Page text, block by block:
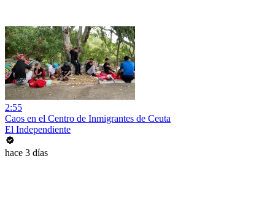
2:55
Caos en el Centro de Inmigrantes de Ceuta
El Independiente
hace 3 días